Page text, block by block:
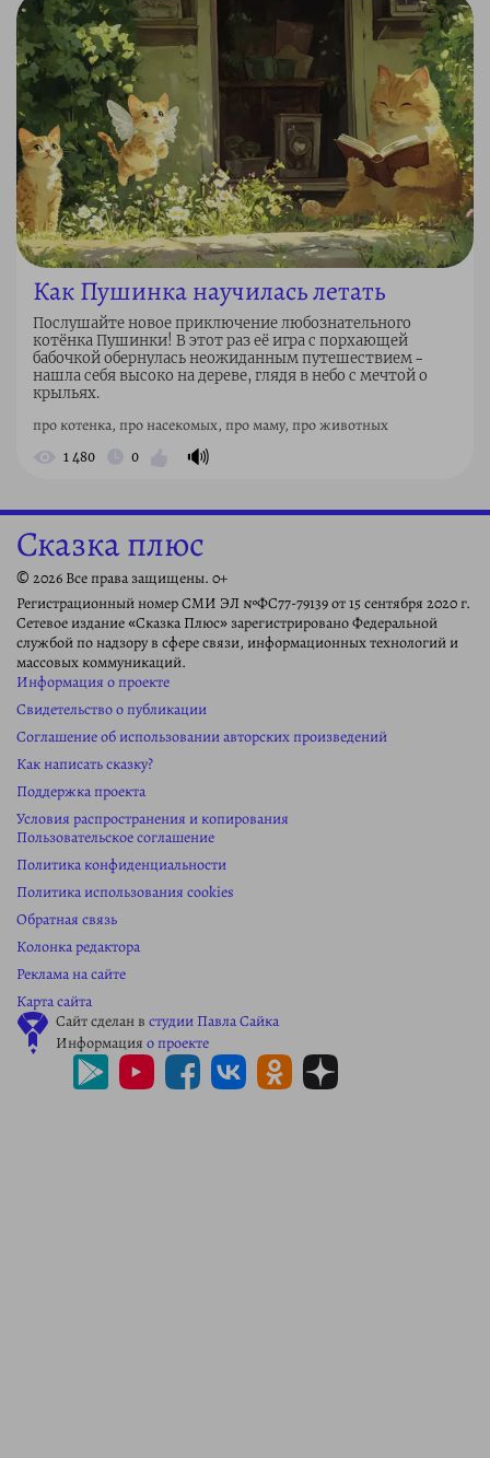
Как Пушинка научилась летать
Послушайте новое приключение любознательного
котёнка Пушинки! В этот раз её игра с порхающей
бабочкой обернулась неожиданным путешествием –
нашла себя высоко на дереве, глядя в небо с мечтой о
крыльях.
про котенка, про насекомых, про маму, про животных
1 480 0 🔊
Сказка плюс
© 2026 Все права защищены. 0+
Регистрационный номер СМИ ЭЛ №ФС77-79139 от 15 сентября 2020 г.
Сетевое издание «Сказка Плюс» зарегистрировано Федеральной
службой по надзору в сфере связи, информационных технологий и
массовых коммуникаций.
Информация о проекте
Свидетельство о публикации
Соглашение об использовании авторских произведений
Как написать сказку?
Поддержка проекта
Условия распространения и копирования
Пользовательское соглашение
Политика конфиденциальности
Политика использования cookies
Обратная связь
Колонка редактора
Реклама на сайте
Карта сайта
Сайт сделан в студии Павла Сайка
Информация о проекте